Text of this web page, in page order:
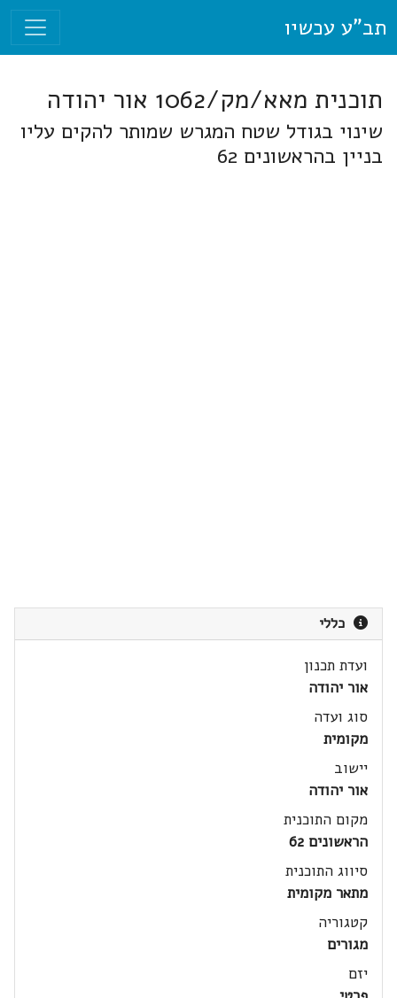
תב"ע עכשיו
תוכנית מאא/מק/1062 אור יהודה
שינוי בגודל שטח המגרש שמותר להקים עליו
בניין בהראשונים 62
כללי
ועדת תכנון
אור יהודה
סוג ועדה
מקומית
יישוב
אור יהודה
מקום התוכנית
הראשונים 62
סיווג התוכנית
מתאר מקומית
קטגוריה
מגורים
יזם